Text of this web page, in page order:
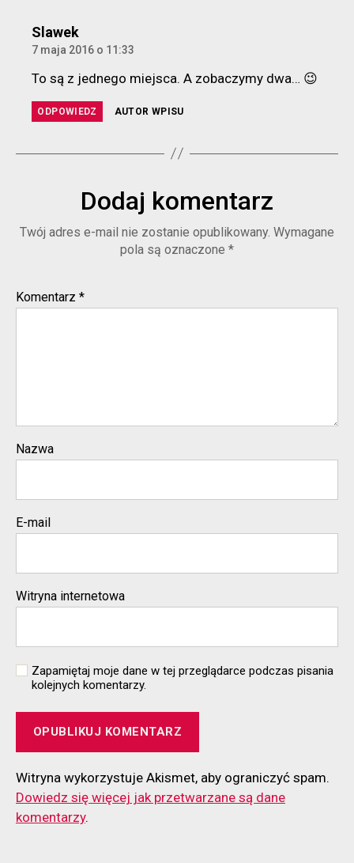
Slawekkomentarz:
7 maja 2016 o 11:33
To są z jednego miejsca. A zobaczymy dwa… 😉
ODPOWIEDZ AUTOR WPISU
Dodaj komentarz
Twój adres e-mail nie zostanie opublikowany. Wymagane
pola są oznaczone *
Komentarz *
Nazwa
E-mail
Witryna internetowa
Zapamiętaj moje dane w tej przeglądarce podczas pisania
kolejnych komentarzy.
Witryna wykorzystuje Akismet, aby ograniczyć spam.
Dowiedz się więcej jak przetwarzane są dane
komentarzy.